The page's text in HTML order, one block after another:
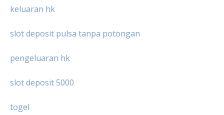
keluaran hk
slot deposit pulsa tanpa potongan
pengeluaran hk
slot deposit 5000
togel